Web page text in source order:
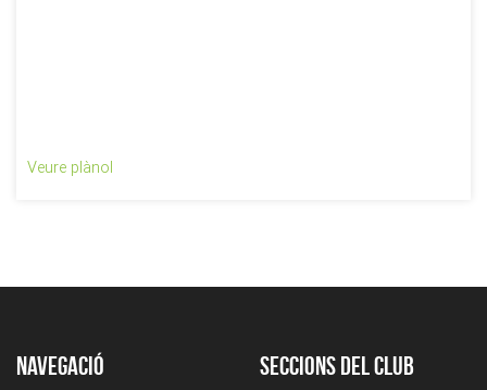
Veure plànol
Navegació Seccions del club